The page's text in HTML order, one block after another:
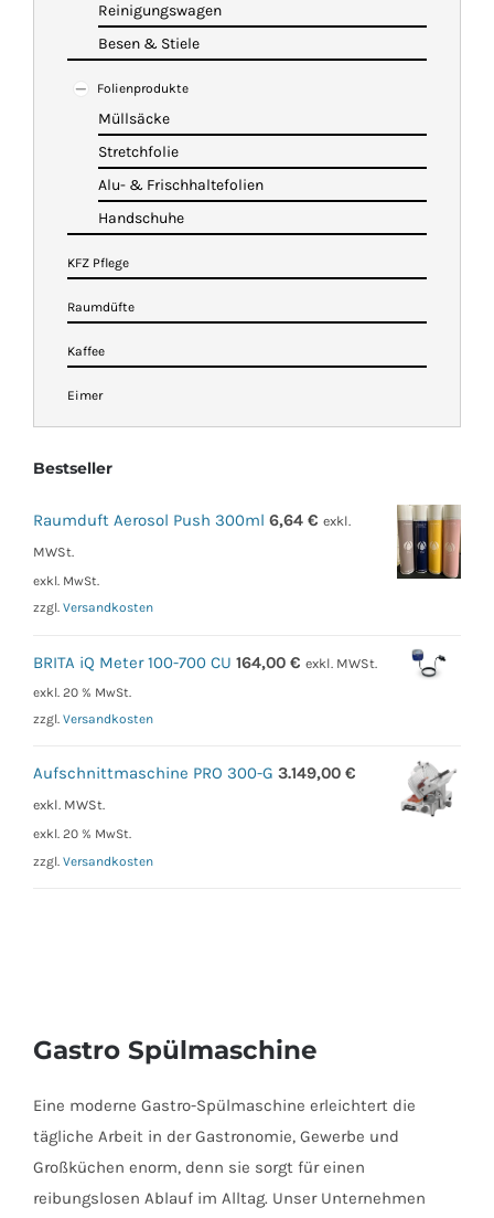
Gastro Spülmaschine
Eine moderne Gastro-Spülmaschine erleichtert die
tägliche Arbeit in der Gastronomie, Gewerbe und
Großküchen enorm, denn sie sorgt für einen
reibungslosen Ablauf im Alltag. Unser Unternehmen
Reinigungswagen
Besen & Stiele
Folienprodukte
Müllsäcke
Stretchfolie
Alu- & Frischhaltefolien
Handschuhe
KFZ Pflege
Raumdüfte
Kaffee
Eimer
Bestseller
Raumduft Aerosol Push 300ml 6,64 € exkl.
MWSt.
exkl. MwSt.
zzgl. Versandkosten
BRITA iQ Meter 100-700 CU 164,00 € exkl. MWSt.
exkl. 20 % MwSt.
zzgl. Versandkosten
Aufschnittmaschine PRO 300-G 3.149,00 €
exkl. MWSt.
exkl. 20 % MwSt.
zzgl. Versandkosten